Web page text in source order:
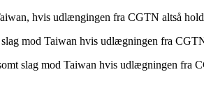
hvis udlængingen fra CGTN altså
mod Taiwan hvis udlægningen fra
slag mod Taiwan hvis udlægningen fra